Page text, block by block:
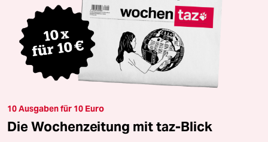
10 Ausgaben für 10 Euro
Die Wochenzeitung mit taz-Blick